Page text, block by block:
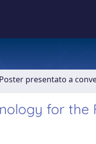
presentato a
for the